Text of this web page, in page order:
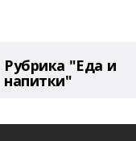
Рубрика "Еда и
напитки"